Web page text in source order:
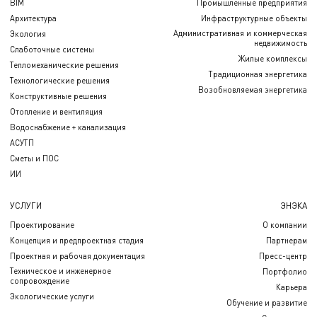
BIM
Архитектура
Экология
Слаботочные системы
Тепломеханические решения
Технологические решения
Конструктивные решения
Отопление и вентиляция
Водоснабжение + канализация
АСУТП
Сметы и ПОС
ИИ
Промышленные предприятия
Инфраструктурные объекты
Административная и коммерческая
недвижимость
Жилые комплексы
Традиционная энергетика
Возобновляемая энергетика
УСЛУГИ
Проектирование
Концепция и предпроектная стадия
Проектная и рабочая документация
Техническое и инженерное
сопровождение
Экологические услуги
ЭНЭКА
О компании
Партнерам
Пресс-центр
Портфолио
Карьера
Обучение и развитие